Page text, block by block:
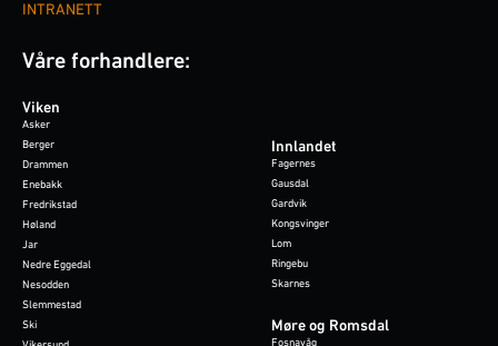
INTRANETT
Våre forhandlere:
Viken
Asker
Berger
Drammen
Enebakk
Fredrikstad
Høland
Jar
Nedre Eggedal
Nesodden
Slemmestad
Ski
Innlandet
Fagernes
Gausdal
Gardvik
Kongsvinger
Lom
Ringebu
Skarnes
Møre og Romsdal